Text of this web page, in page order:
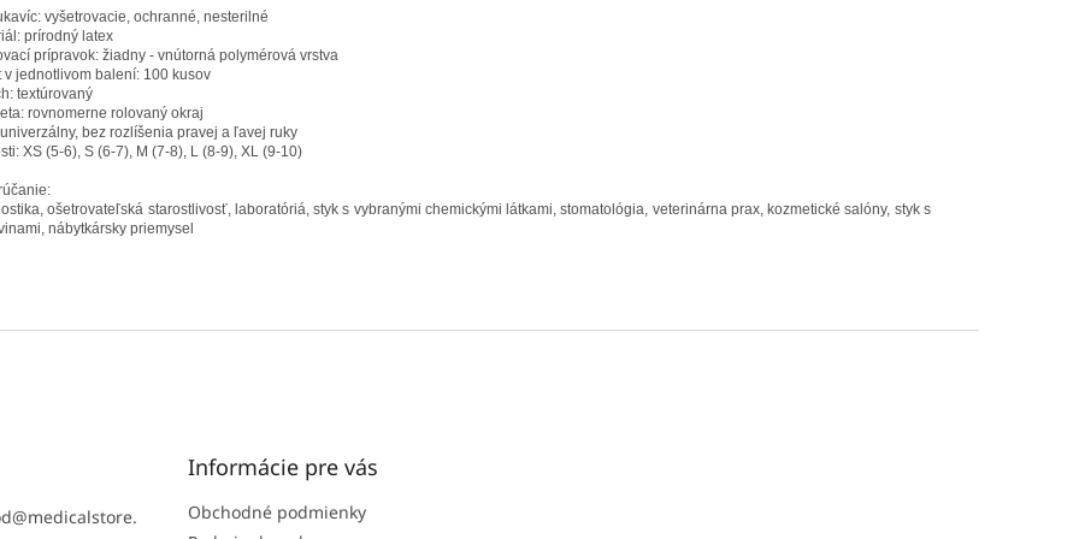
vyšetrovacie, ochranné, nesterilné
prírodný latex
prípravok: žiadny - vnútorná polymérová vrstva
v jednotlivom balení: 100 kusov
textúrovaný
rovnomerne rolovaný okraj
bez rozlíšenia pravej a ľavej ruky
XS (5-6), S (6-7), M (7-8), L (8-9), XL (9-10)
ošetrovateľská starostlivosť, laboratóriá, styk s vybranými chemickými látkami, stomatológia, veterinárna prax, kozmetické salóny, styk s
nábytkársky priemysel
@medicalstore.
Informácie pre vás
Obchodné podmienky